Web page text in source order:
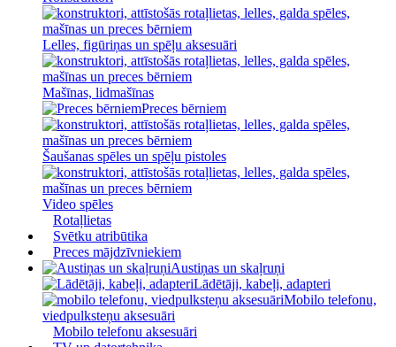
Lelles, figūriņas un spēļu aksesuāri
Mašīnas, lidmašīnas
Preces bērniem
Šaušanas spēles un spēļu pistoles
Video spēles
Rotaļlietas
Svētku atribūtika
Preces mājdzīvniekiem
Austiņas un skaļruņi
Lādētāji, kabeļi, adapteri
Mobilo telefonu,
viedpulksteņu aksesuāri
Mobilo telefonu aksesuāri